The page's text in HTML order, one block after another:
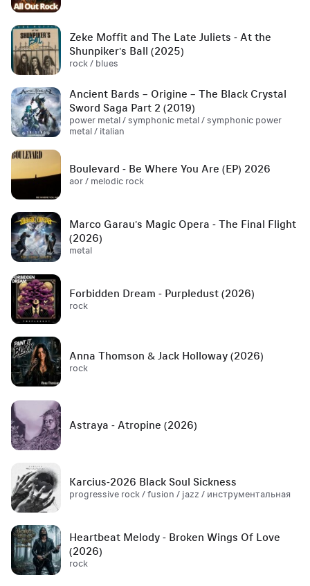
Zeke Moffit and The Late Juliets - At the
Shunpiker's Ball (2025)
rock / blues
Ancient Bards – Origine – The Black Crystal
Sword Saga Part 2 (2019)
power metal / symphonic metal / symphonic power
metal / italian
Boulevard - Be Where You Are (EP) 2026
aor / melodic rock
Marco Garau's Magic Opera - The Final Flight
(2026)
metal
Forbidden Dream - Purpledust (2026)
rock
Anna Thomson & Jack Holloway (2026)
rock
Astraya - Atropine (2026)
Karcius-2026 Black Soul Sickness
progressive rock / fusion / jazz / инструментальная
Heartbeat Melody - Broken Wings Of Love
(2026)
rock